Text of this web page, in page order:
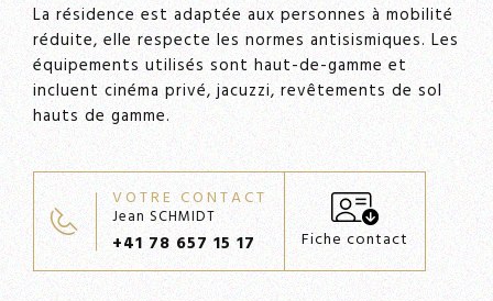
La résidence est adaptée aux personnes à mobilité
réduite, elle respecte les normes antisismiques. Les
équipements utilisés sont haut-de-gamme et
incluent cinéma privé, jacuzzi, revêtements de sol
hauts de gamme.
VOTRE CONTACT
Jean SCHMIDT
+41 78 657 15 17 Fiche contact